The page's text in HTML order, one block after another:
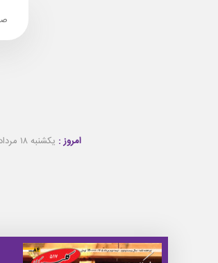
امروز : یکشنبه ۱۸ مرداد ۰۵ - Sunday 9th August 26